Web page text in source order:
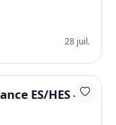
28 juil.
ES/HES –